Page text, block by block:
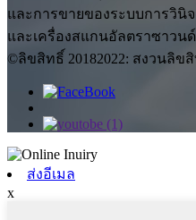
และการขายของระบบการวินิ
และเครื่องสแกนอัลตราซาวน
©ลิขสิทธิ์ 20182022: สงวนลิข
ส่งอีเมล
x